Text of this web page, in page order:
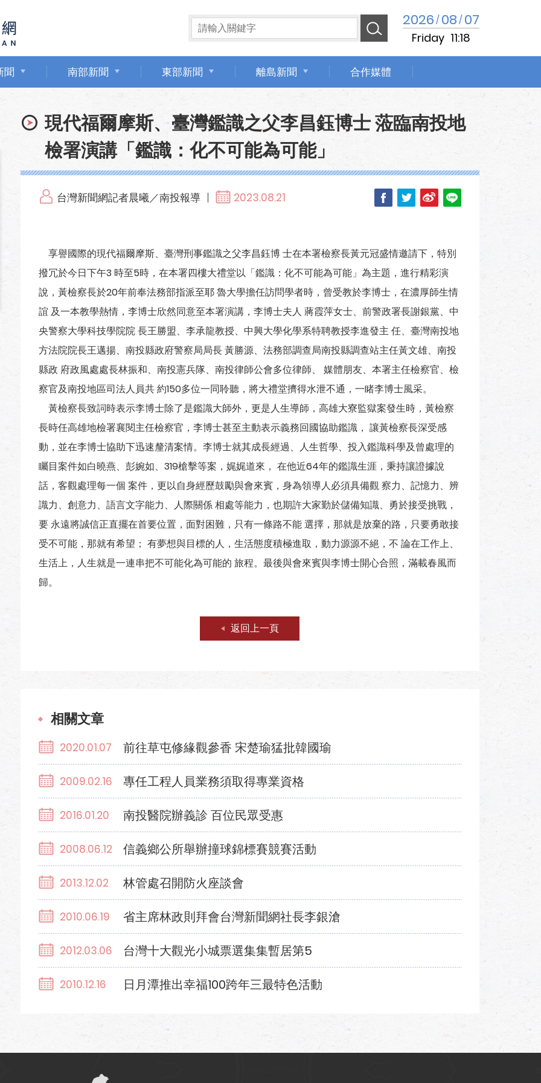
2026/08/07
Friday 11:18
聞 南部新聞 東部新聞 離島新聞 合作媒體
現代福爾摩斯、臺灣鑑識之父李昌鈺博士 蒞臨南投地
檢署演講「鑑識：化不可能為可能」
台灣新聞網記者晨曦／南投報導 2023.08.21
享譽國際的現代福爾摩斯、臺灣刑事鑑識之父李昌鈺博 士在本署檢察長黃元冠盛情邀請下，特別
撥冗於今日下午3 時至5時，在本署四樓大禮堂以「鑑識：化不可能為可能」為主題，進行精彩演
說，黃檢察長於20年前奉法務部指派至耶 魯大學擔任訪問學者時，曾受教於李博士，在濃厚師生情
誼 及一本教學熱情，李博士欣然同意至本署演講，李博士夫人 蔣霞萍女士、前警政署長謝銀黨、中
央警察大學科技學院院 長王勝盟、李承龍教授、中興大學化學系特聘教授李進發主 任、臺灣南投地
方法院院長王邁揚、南投縣政府警察局局長 黃勝源、法務部調查局南投縣調查站主任黃文雄、南投
縣政 府政風處處長林振和、南投憲兵隊、南投律師公會多位律師、 媒體朋友、本署主任檢察官、檢
察官及南投地區司法人員共 約150多位一同聆聽，將大禮堂擠得水泄不通，一睹李博士風采。
黃檢察長致詞時表示李博士除了是鑑識大師外，更是人生導師，高雄大寮監獄案發生時，黃檢察
長時任高雄地檢署襄閱主任檢察官，李博士甚至主動表示義務回國協助鑑識， 讓黃檢察長深受感
動，並在李博士協助下迅速釐清案情。李博士就其成長經過、人生哲學、投入鑑識科學及曾處理的
矚目案件如白曉燕、彭婉如、319槍擊等案，娓娓道來， 在他近64年的鑑識生涯，秉持讓證據說
話，客觀處理每一個 案件，更以自身經歷鼓勵與會來賓，身為領導人必須具備觀 察力、記憶力、辨
識力、創意力、語言文字能力、人際關係 相處等能力，也期許大家勤於儲備知識、勇於接受挑戰，
要 永遠將誠信正直擺在首要位置，面對困難，只有一條路不能 選擇，那就是放棄的路，只要勇敢接
受不可能，那就有希望； 有夢想與目標的人，生活態度積極進取，動力源源不絕，不 論在工作上、
生活上，人生就是一連串把不可能化為可能的 旅程。最後與會來賓與李博士開心合照，滿載春風而
歸。
返回上一頁
相關文章
2020.01.07 前往草屯修緣觀參香 宋楚瑜猛批韓國瑜
2009.02.16 專任工程人員業務須取得專業資格
2016.01.20 南投醫院辦義診 百位民眾受惠
2008.06.12 信義鄉公所舉辦撞球錦標賽競賽活動
2013.12.02 林管處召開防火座談會
2010.06.19 省主席林政則拜會台灣新聞網社長李銀滄
2012.03.06 台灣十大觀光小城票選集集暫居第5
2010.12.16 日月潭推出幸福100跨年三最特色活動